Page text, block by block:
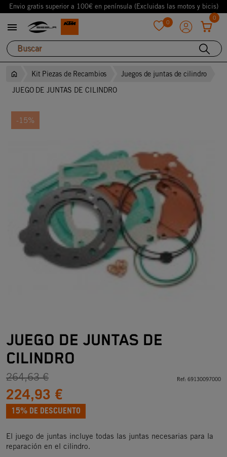
Envio gratis superior a 100€ en península (Excluidas las motos y bicis)
 0
0
Kit Piezas de Recambios
Juegos de juntas de cilindro
JUEGO DE JUNTAS DE CILINDRO
-15%
JUEGO DE JUNTAS DE
CILINDRO
264,63 €
224,93 €
15% DE DESCUENTO
Ref: 69130097000
El juego de juntas incluye todas las juntas necesarias para la
reparación en el cilindro.